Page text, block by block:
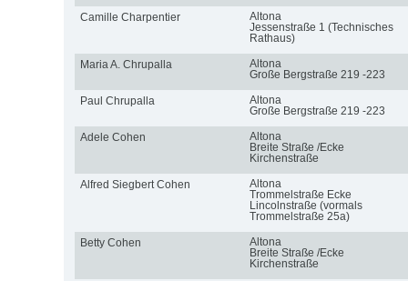
Camille Charpentier
Altona
Jessenstraße 1 (Technisches
Rathaus)
Maria A. Chrupalla
Altona
Große Bergstraße 219 -223
Paul Chrupalla
Altona
Große Bergstraße 219 -223
Adele Cohen
Altona
Breite Straße /Ecke
Kirchenstraße
Alfred Siegbert Cohen
Altona
Trommelstraße Ecke
Lincolnstraße (vormals
Trommelstraße 25a)
Betty Cohen
Altona
Breite Straße /Ecke
Kirchenstraße